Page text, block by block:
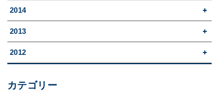
2014
2013
2012
カテゴリー